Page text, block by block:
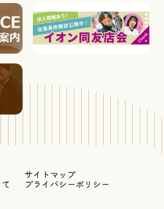
サイトマップ
プライバシーポリシー